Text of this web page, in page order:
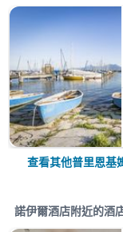
查看其他普里恩基
諾伊爾酒店附近的酒